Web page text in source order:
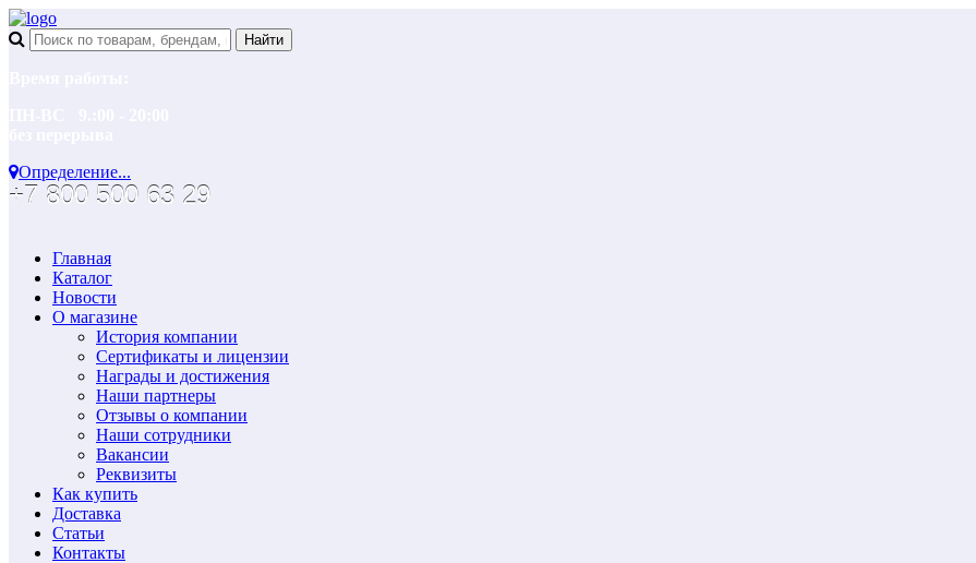
Определение...
+7 800 500 63 29
Главная
Каталог
Новости
О магазине
История компании
Сертификаты и лицензии
Награды и достижения
Наши партнеры
Отзывы о компании
Наши сотрудники
Вакансии
Реквизиты
Как купить
Доставка
Статьи
Контакты